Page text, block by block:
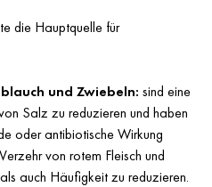
die Hauptquelle für
und Zwiebeln: sind eine
Salz zu reduzieren und haben
oder antibiotische Wirkung
von rotem Fleisch und
auch Häufigkeit zu reduzieren.